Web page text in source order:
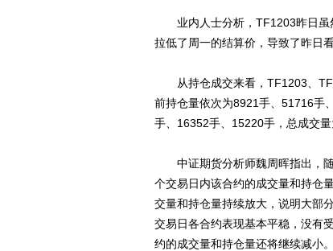
业内人士分析，TF1203昨日虽
拉低了周一的结算价，导致了昨日
从持仓成交来看，TF1203、
前持仓量依次为8921手、51716手
手、16352手、15220手，总成交
中证期货分析师魏周晖指出，随
个交易日内该合约的成交量和持仓
交量和持仓量持续放大，说明大部
交易日各合约表现基本平稳，没有
约的成交量和持仓量还将继续减小。